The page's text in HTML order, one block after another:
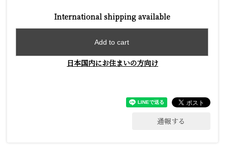
International shipping available
Add to cart
日本国内にお住まいの方向け
通報する